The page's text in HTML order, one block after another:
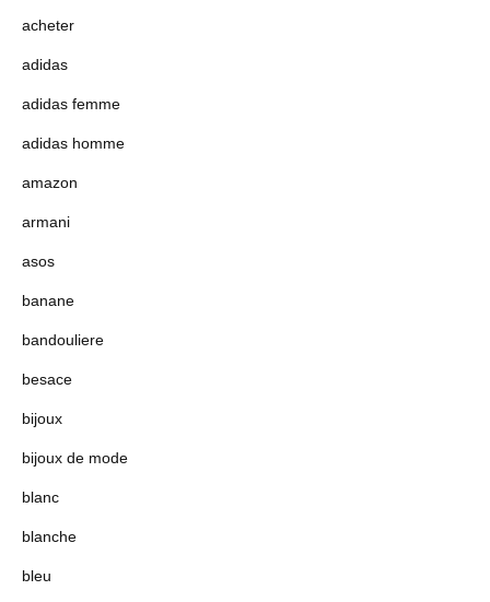
acheter
adidas
adidas femme
adidas homme
amazon
armani
asos
banane
bandouliere
besace
bijoux
bijoux de mode
blanc
blanche
bleu